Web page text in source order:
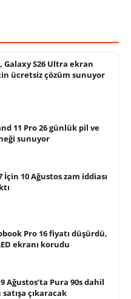
Galaxy S26 Ultra ekran
ücretsiz çözüm sunuyor
11 Pro 26 günlük pil ve
sunuyor
İçin 10 Ağustos zam iddiası
Pro 16 fiyatı düşürdü,
ekranı korudu
Ağustos’ta Pura 90s dahil
çıkaracak